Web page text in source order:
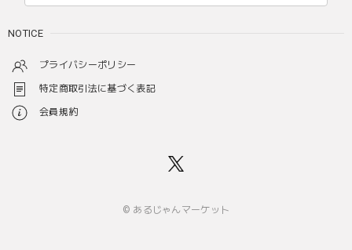
NOTICE
プライバシーポリシー
特定商取引法に基づく表記
会員規約
© あるじゃんマーケット